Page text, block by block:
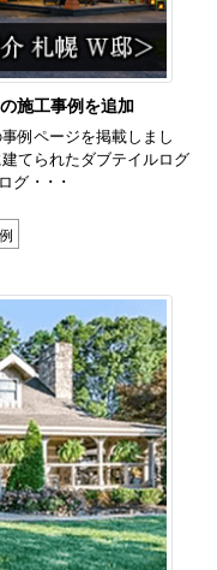
施工事例を追加
例ページを掲載しまし
てられたダブテイルログ
グ ･ ･ ･